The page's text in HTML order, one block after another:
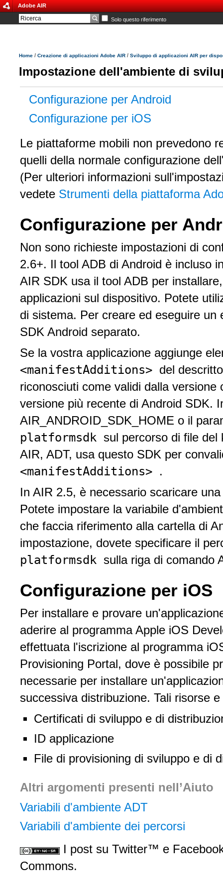
Adobe AIR
Solo questo riferimento
Home / Creazione di applicazioni Adobe AIR / Sviluppo di applicazioni AIR per
Impostazione dell'ambiente di
Configurazione per Android
Configurazione per iOS
Le piattaforme mobili non prevedono
quelli della normale configurazione
(Per ulteriori informazioni
vedete Strumenti della piattaforma
Configurazione per
Non sono richieste impostazioni di
2.6+. Il tool ADB di Android è incluso
AIR SDK usa il tool ADB per
applicazioni sul dispositivo. Potete
di sistema. Per creare ed eseguire
SDK Android separato.
Se la vostra applicazione aggiunge
<manifestAdditions> del
riconosciuti come validi dalla
versione più recente di Android SDK.
AIR_ANDROID_SDK_HOME o il
platformsdk sul percorso di file
AIR, ADT, usa questo SDK per
<manifestAdditions>
.
In AIR 2.5, è necessario scaricare
Potete impostare la variabile
che faccia riferimento alla cartella di
impostazione, dovete specificare il
platformsdk sulla riga di comando
Configurazione per iOS
Per installare e provare
aderire al programma Apple iOS
effettuata l'iscrizione al programma
Provisioning Portal, dove è possibile
necessarie per installare
successiva distribuzione. Tali risorse
Certificati di sviluppo e di
ID applicazione
File di provisioning di sviluppo e di
Altri argomenti presenti nell’Aiuto
Variabili d'ambiente ADT
Variabili d'ambiente dei percorsi
I post su Twitter™ e
Commons.